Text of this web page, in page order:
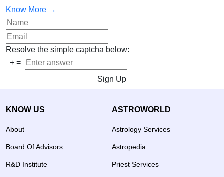
Know More →
Resolve the simple captcha below:
+ =
Sign Up
KNOW US
About
Board Of Advisors
R&D Institute
ASTROWORLD
Astrology Services
Astropedia
Priest Services